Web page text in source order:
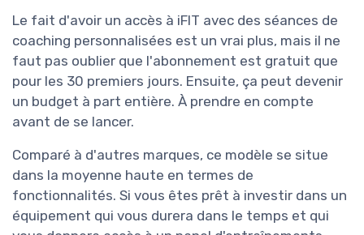
Le fait d'avoir un accès à iFIT avec des séances de
coaching personnalisées est un vrai plus, mais il ne
faut pas oublier que l'abonnement est gratuit que
pour les 30 premiers jours. Ensuite, ça peut devenir
un budget à part entière. À prendre en compte
avant de se lancer.
Comparé à d'autres marques, ce modèle se situe
dans la moyenne haute en termes de
fonctionnalités. Si vous êtes prêt à investir dans un
équipement qui vous durera dans le temps et qui